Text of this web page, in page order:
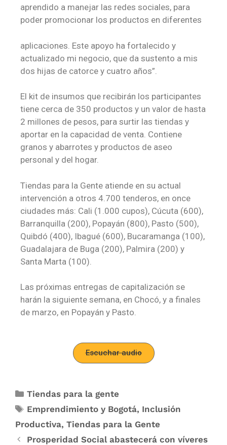
aprendido a manejar las redes sociales, para
poder promocionar los productos en diferentes
aplicaciones. Este apoyo ha fortalecido y
actualizado mi negocio, que da sustento a mis
dos hijas de catorce y cuatro años”.
El kit de insumos que recibirán los participantes
tiene cerca de 350 productos y un valor de hasta
2 millones de pesos, para surtir las tiendas y
aportar en la capacidad de venta. Contiene
granos y abarrotes y productos de aseo
personal y del hogar.
Tiendas para la Gente atiende en su actual
intervención a otros 4.700 tenderos, en once
ciudades más: Cali (1.000 cupos), Cúcuta (600),
Barranquilla (200), Popayán (800), Pasto (500),
Quibdó (400), Ibagué (600), Bucaramanga (100),
Guadalajara de Buga (200), Palmira (200) y
Santa Marta (100).
Las próximas entregas de capitalización se
harán la siguiente semana, en Chocó, y a finales
de marzo, en Popayán y Pasto.
Escuchar audio
Tiendas para la gente
Emprendimiento y Bogotá, Inclusión
Productiva, Tiendas para la Gente
Prosperidad Social abastecerá con víveres